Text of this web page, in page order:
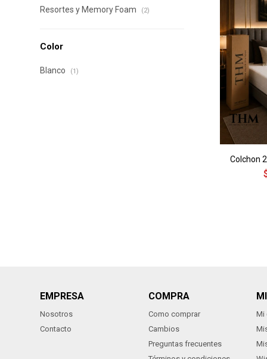
Colchon
Resortes y Memory Foam (2)
Color
Blanco (1)
EMPRESA
Nosotros
Contacto
COMPRA
Como comprar
Cambios
Preguntas frecuentes
Mi